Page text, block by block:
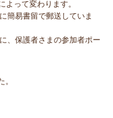
って変わります。
易書留で郵送していま
、保護者さまの参加者ポー